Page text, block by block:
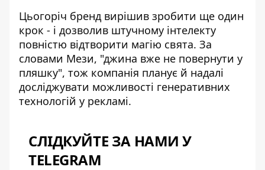
Цьогоріч бренд вирішив зробити ще один
крок - і дозволив штучному інтелекту
повністю відтворити магію свята. За
словами Мези, "джина вже не повернути у
пляшку", тож компанія планує й надалі
досліджувати можливості генеративних
технологій у рекламі.
СЛІДКУЙТЕ ЗА НАМИ У
TELEGRAM